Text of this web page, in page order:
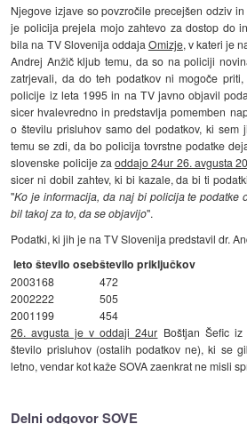
Njegove izjave so povzročile precejšen odziv
je policija prejela mojo zahtevo za dostop do
bila na TV Slovenija oddaja Omizje, v kateri je
Andrej Anžič kljub temu, da so na policiji
zatrjevali, da do teh podatkov ni mogoče
policije iz leta 1995 in na TV javno objavil
sicer hvalevredno in predstavlja pomemben
o številu prisluhov samo del podatkov, ki sem
temu se zdi, da bo policija tovrstne podatke
slovenske policije zaoddajo 24ur 26. avgusta
sicer ni dobil zahtev, ki bi kazale, da bi ti
"Ko je informacija, da naj bi policija te podatke
bil takoj za to, da se objavijo".
Podatki, ki jih je na TV Slovenija predstavil dr.
leto število osebštevilo priključkov
2003168
472
2002222
505
2001199
454
26. avgusta je v oddaji 24ur Boštjan Šefic
število prisluhov (ostalih podatkov ne), ki se
letno, vendar kot kaže SOVA zaenkrat ne misli
Delni odgovor SOVE